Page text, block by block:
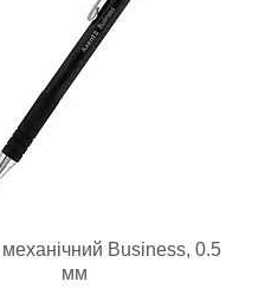
Business, 0.5
мм